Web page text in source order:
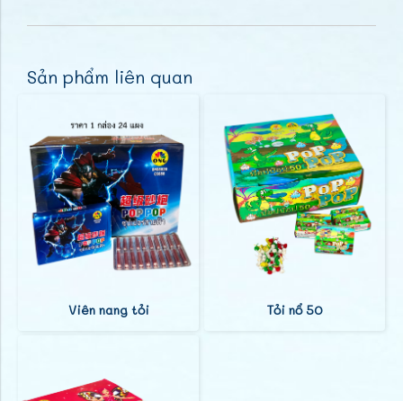
Sản phẩm liên quan
Viên nang tỏi Tỏi nổ 50